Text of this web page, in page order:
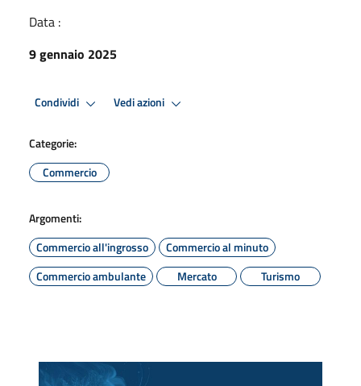
Data :
9 gennaio 2025
Condividi Vedi azioni
Categorie:
Commercio
Argomenti:
Commercio all'ingrosso
Commercio al minuto
Commercio ambulante
Mercato Turismo